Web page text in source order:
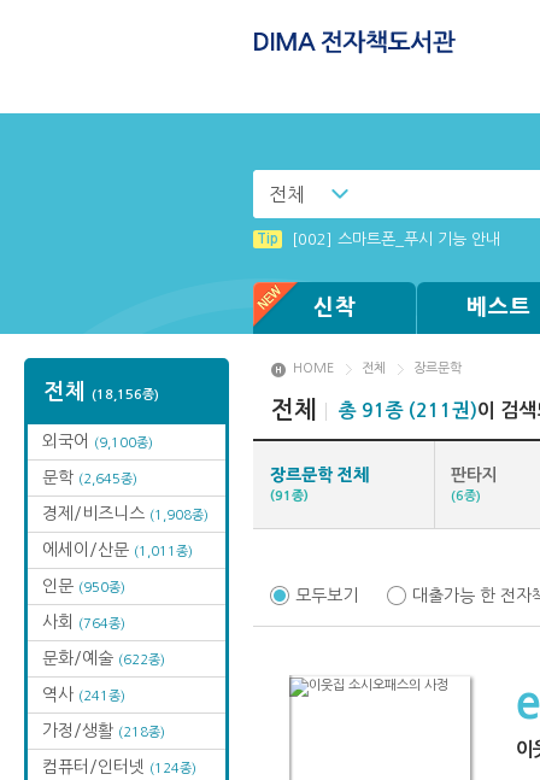
전체
Tip [002] 스마트폰_푸시 기능 안내
신착 베스트
전체 (18,156종)
외국어 (9,100종)
문학 (2,645종)
경제/비즈니스 (1,908종)
에세이/산문 (1,011종)
인문 (950종)
사회 (764종)
문화/예술 (622종)
역사 (241종)
가정/생활 (218종)
컴퓨터/인터넷 (124종)
HOME 전체 장르문학
전체 총 91종 (211권)이 검
장르문학 전체
(91종)
판타지
(6종)
모두보기 대출가능 한 전자
이